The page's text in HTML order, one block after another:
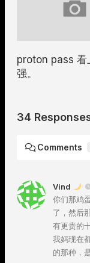
proton pass 看
强。
34
Comments
Vind
你们那鸡
了，然后
有更贵的
我妈现在
的那种，